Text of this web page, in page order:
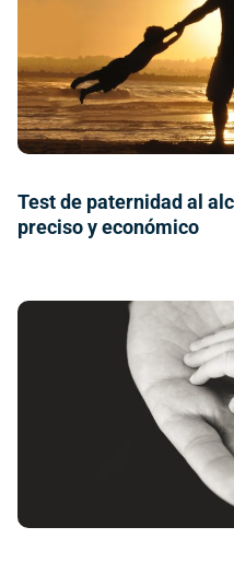
Test de paternidad al
preciso y económico